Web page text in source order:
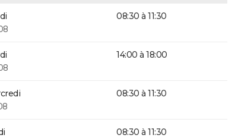
08:30 à 11:30
14:00 à 18:00
08:30 à 11:30
08:30 à 11:30